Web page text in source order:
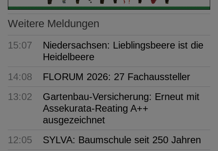
Weitere Meldungen
15:07
Niedersachsen: Lieblingsbeere ist die
Heidelbeere
14:08
FLORUM 2026: 27 Fachaussteller
13:02
Gartenbau-Versicherung: Erneut mit
Assekurata-Reating A++
ausgezeichnet
12:05
SYLVA: Baumschule seit 250 Jahren